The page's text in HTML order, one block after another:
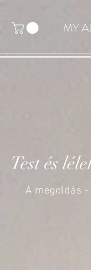
MY
Test és
A megoldás